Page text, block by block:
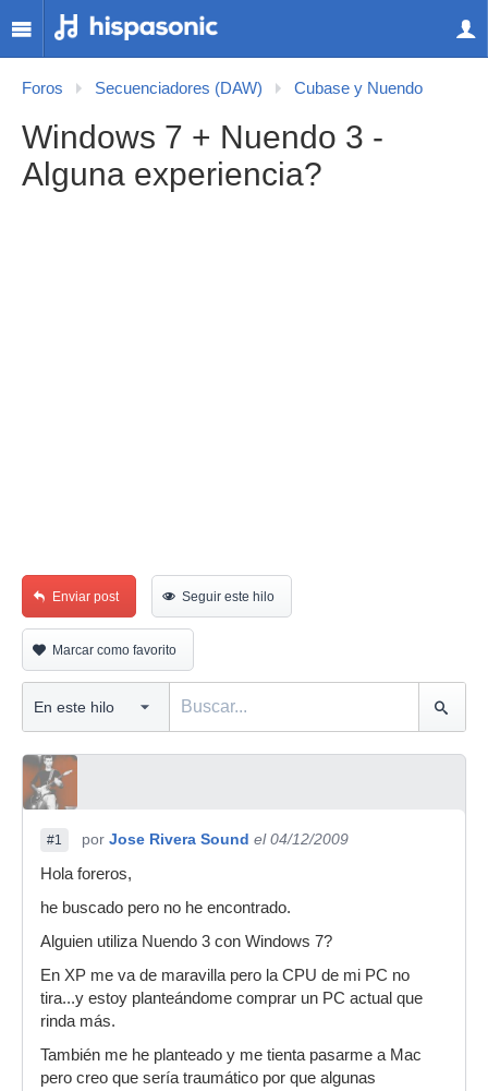
Foros Secuenciadores (DAW) Cubase y Nuendo
Windows 7 + Nuendo 3 -
Alguna experiencia?
Enviar post Seguir este hilo
Marcar como favorito
#1 por Jose Rivera Sound el 04/12/2009
Hola foreros,
he buscado pero no he encontrado.
Alguien utiliza Nuendo 3 con Windows 7?
En XP me va de maravilla pero la CPU de mi PC no
tira...y estoy planteándome comprar un PC actual que
rinda más.
También me he planteado y me tienta pasarme a Mac
pero creo que sería traumático por que algunas